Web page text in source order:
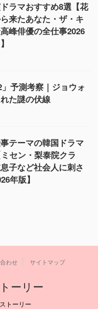
ラマおすすめ8選【花
来たあなた・ザ・キ
峰俳優の全仕事2026
」予測考察｜ジョウォ
た謎の伏線
テーマの韓国ドラマ
セン・梨泰院クラ
子など社会人に刺さ
年版】
わせ サイトマップ
ーリー
トーリー